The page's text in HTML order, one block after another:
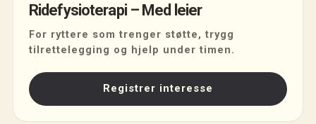
Ridefysioterapi – Med leier
For ryttere som trenger støtte, trygg
tilrettelegging og hjelp under timen.
Registrer interesse